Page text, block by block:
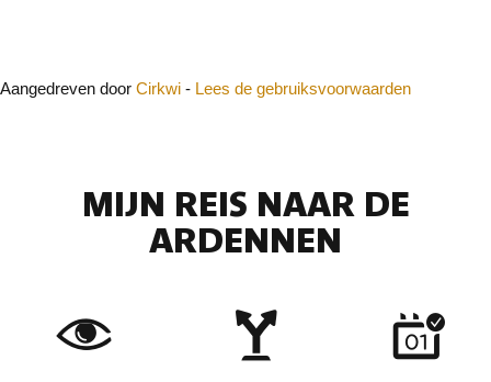
Aangedreven door Cirkwi - Lees de gebruiksvoorwaarden
MIJN REIS NAAR DE
ARDENNEN